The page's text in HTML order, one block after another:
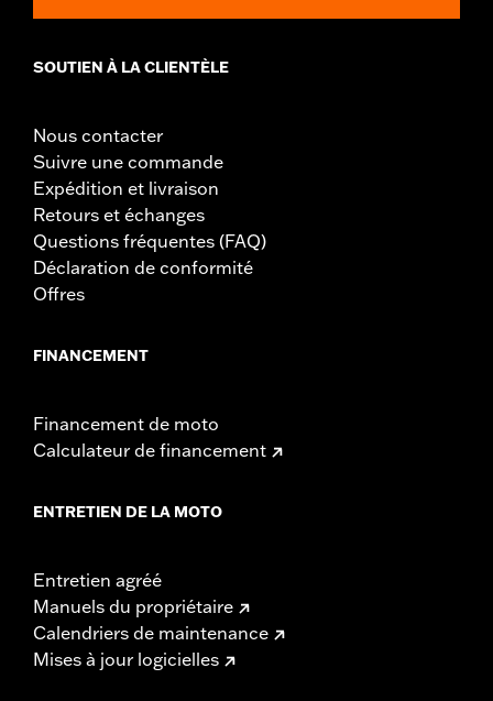
SOUTIEN À LA CLIENTÈLE
Nous contacter
Suivre une commande
Expédition et livraison
Retours et échanges
Questions fréquentes (FAQ)
Déclaration de conformité
Offres
FINANCEMENT
Financement de moto
Calculateur de financement
ENTRETIEN DE LA MOTO
Entretien agréé
Manuels du propriétaire
Calendriers de maintenance
Mises à jour logicielles